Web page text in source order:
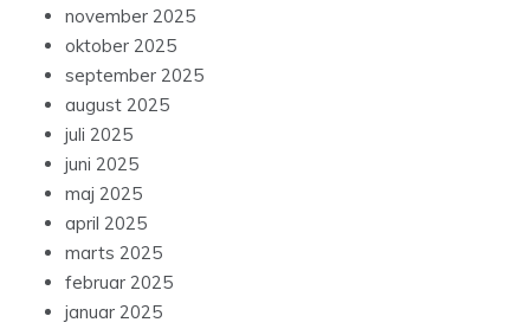
november 2025
oktober 2025
september 2025
august 2025
juli 2025
juni 2025
maj 2025
april 2025
marts 2025
februar 2025
januar 2025